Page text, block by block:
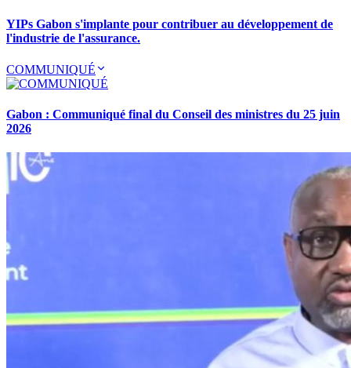
YIPs Gabon s'implante pour contribuer au développement de
l'industrie de l'assurance.
COMMUNIQUÉ
Gabon : Communiqué final du Conseil des ministres du 25 juin
2026